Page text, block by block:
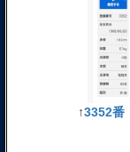
↑3352番